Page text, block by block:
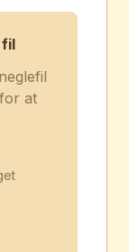
fil
at